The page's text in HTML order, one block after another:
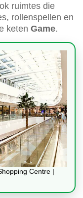
ruimtes die
rollenspellen en
keten Game.
Centre |